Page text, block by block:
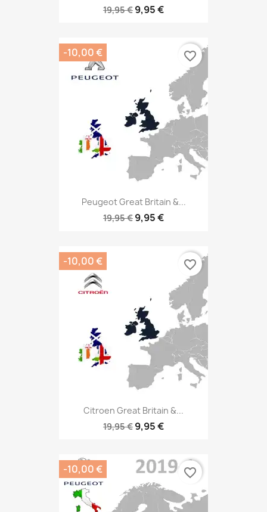
19,95 € 9,95 €
Peugeot Great Britain &...
19,95 € 9,95 €
-10,00 € favorite_border
Citroen Great Britain &...
19,95 € 9,95 €
-10,00 € favorite_border
-10,00 € favorite_border